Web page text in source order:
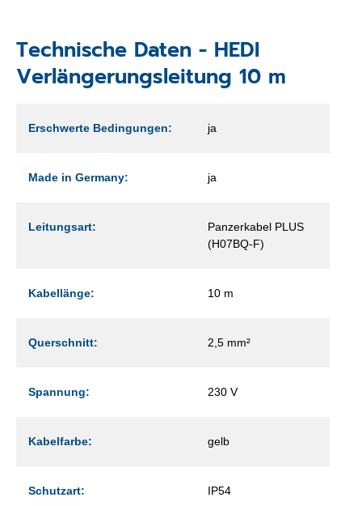
Technische Daten - HEDI
Verlängerungsleitung 10 m
Erschwerte Bedingungen: ja
Made in Germany: ja
Leitungsart:
Panzerkabel PLUS
(H07BQ-F)
Kabellänge: 10 m
Querschnitt: 2,5 mm²
Spannung: 230 V
Kabelfarbe: gelb
Schutzart: IP54